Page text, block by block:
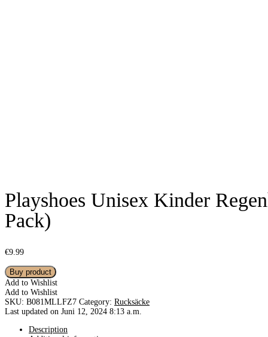
Playshoes Unisex Kinder
Pack)
€9.99
Buy product
Add to Wishlist
Add to Wishlist
SKU: B081MLLFZ7 Category: Rucksäcke
Last updated on Juni 12, 2024 8:13 a.m.
Description